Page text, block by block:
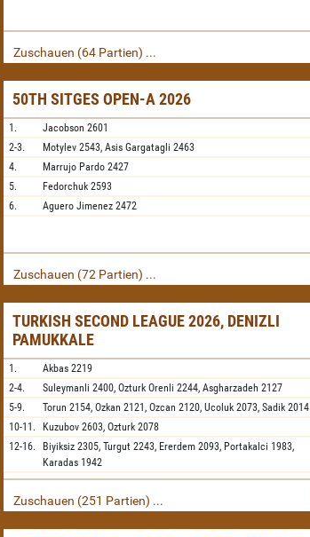
Zuschauen (64 Partien) ...
50TH SITGES OPEN-A 2026
1. Jacobson 2601
2-3.
Motylev 2543, Asis Gargatagli 2463
4.
Marrujo Pardo 2427
5.
Fedorchuk 2593
6.
Aguero Jimenez 2472
Zuschauen (72 Partien) ...
TURKISH SECOND LEAGUE 2026, DENIZLI
PAMUKKALE
1. Akbas 2219
2-4.
Suleymanli 2400, Ozturk Orenli 2244, Asgharzadeh 2127
5-9.
Torun 2154, Ozkan 2121, Ozcan 2120, Ucoluk 2073, Sadik 2014
10-11.
Kuzubov 2603, Ozturk 2078
12-16.
Biyiksiz 2305, Turgut 2243, Ererdem 2093, Portakalci 1983,
Karadas 1942
Zuschauen (251 Partien) ...